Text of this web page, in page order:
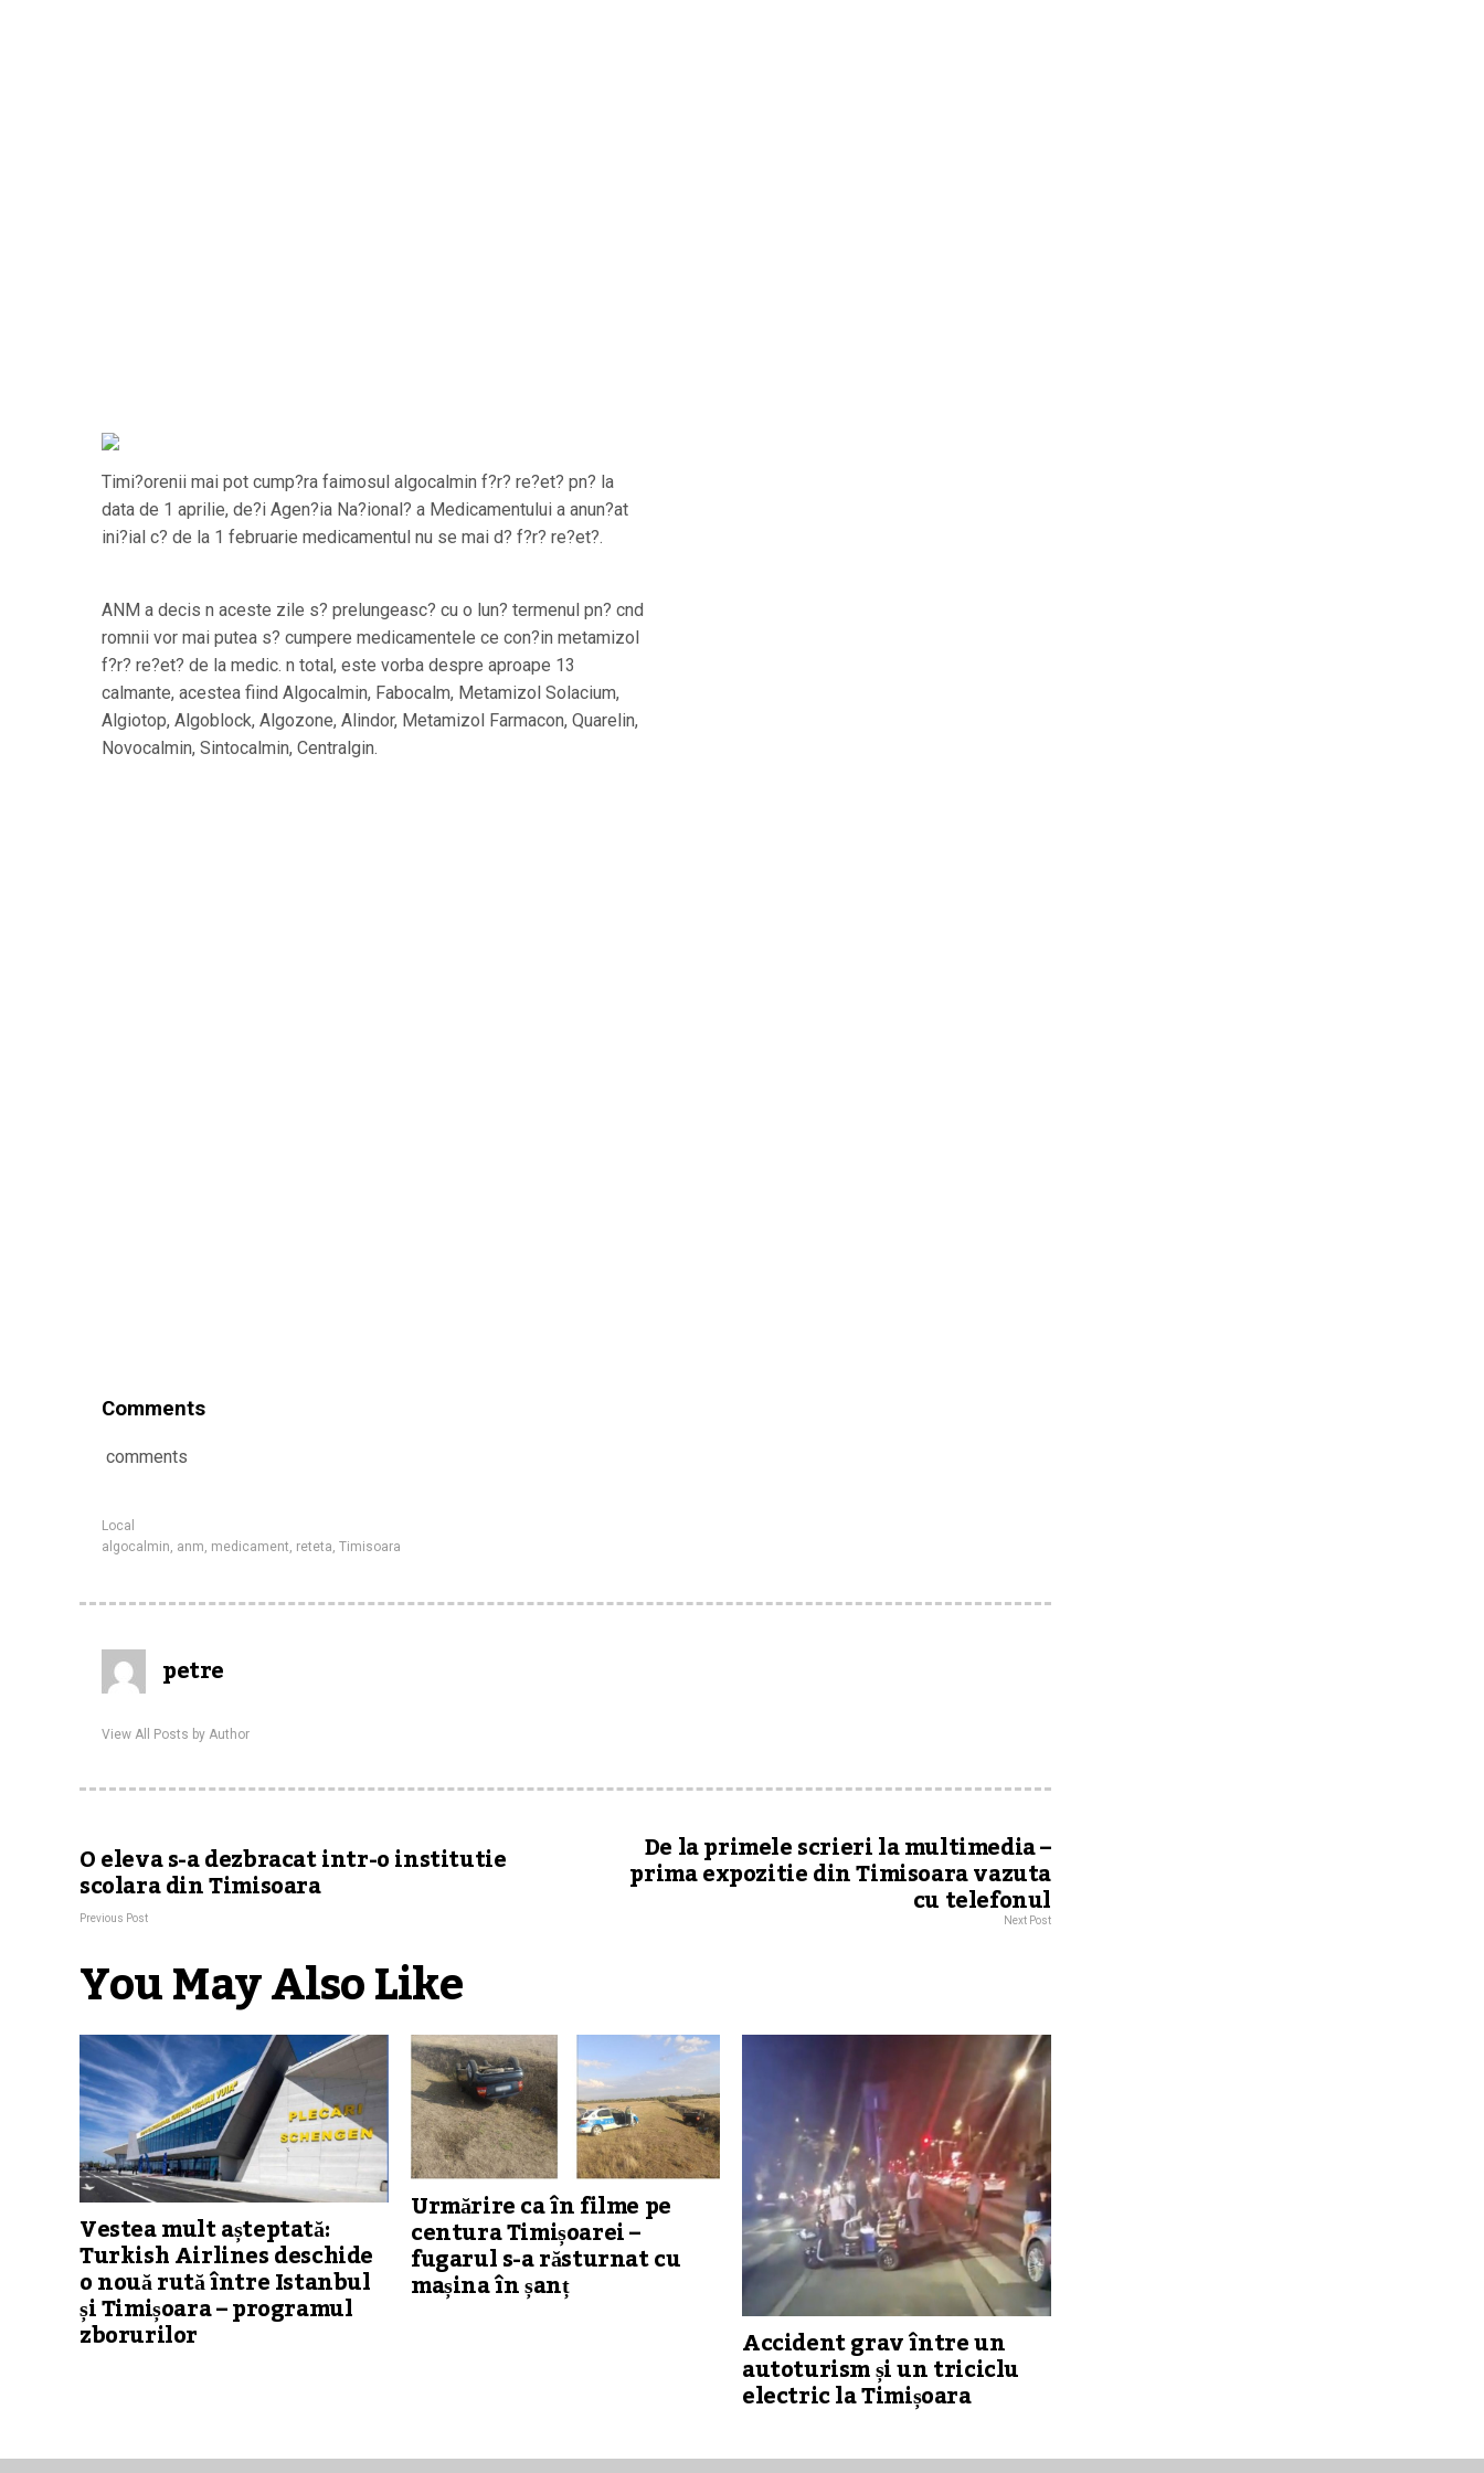
Timi?orenii mai pot cump?ra faimosul algocalmin f?r? re?et? pn? la
data de 1 aprilie, de?i Agen?ia Na?ional? a Medicamentului a anun?at
ini?ial c? de la 1 februarie medicamentul nu se mai d? f?r? re?et?.
ANM a decis n aceste zile s? prelungeasc? cu o lun? termenul pn? cnd
romnii vor mai putea s? cumpere medicamentele ce con?in metamizol
f?r? re?et? de la medic. n total, este vorba despre aproape 13
calmante, acestea fiind Algocalmin, Fabocalm, Metamizol Solacium,
Algiotop, Algoblock, Algozone, Alindor, Metamizol Farmacon, Quarelin,
Novocalmin, Sintocalmin, Centralgin.
Comments
comments
Local
algocalmin, anm, medicament, reteta, Timisoara
petre
View All Posts by Author
O eleva s-a dezbracat intr-o institutie
scolara din Timisoara
Previous Post
De la primele scrieri la multimedia –
prima expozitie din Timisoara vazuta
cu telefonul
Next Post
You May Also Like
Vestea mult așteptată:
Turkish Airlines deschide
o nouă rută între Istanbul
și Timișoara – programul
zborurilor
Urmărire ca în filme pe
centura Timișoarei –
fugarul s-a răsturnat cu
mașina în șanț
Accident grav între un
autoturism și un triciclu
electric la Timișoara